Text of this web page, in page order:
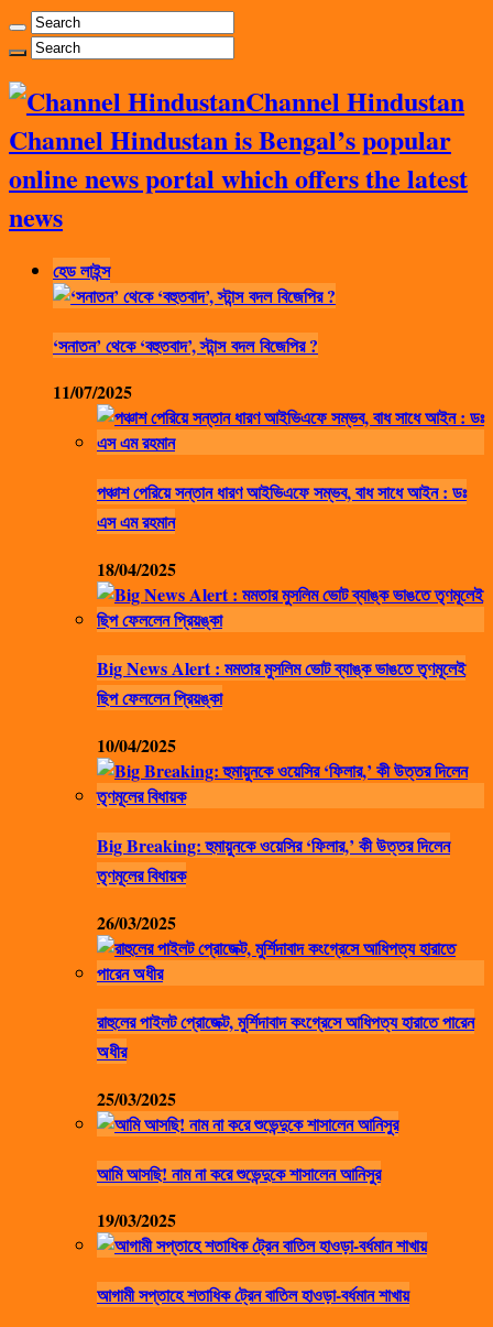
Channel Hindustan
Channel Hindustan is Bengal’s popular
online news portal which offers the latest
news
হেড লাইন্স
‘সনাতন’ থেকে ‘বহুতবাদ’, স্টান্স বদল বিজেপির ?
11/07/2025
পঞ্চাশ পেরিয়ে সন্তান ধারণ আইভিএফে সম্ভব, বাধ সাধে আইন : ডঃ
এস এম রহমান
18/04/2025
Big News Alert : মমতার মুসলিম ভোট ব্যাঙ্ক ভাঙতে তৃণমূলেই
ছিপ ফেললেন প্রিয়ঙ্কা
10/04/2025
Big Breaking: হুমায়ুনকে ওয়েসির ‘ফিলার,’ কী উত্তর দিলেন
তৃণমূলের বিধায়ক
26/03/2025
রাহুলের পাইলট প্রোজেক্ট, মুর্শিদাবাদ কংগ্রেসে আধিপত্য হারাতে পারেন
অধীর
25/03/2025
আমি আসছি! নাম না করে শুভেন্দুকে শাসালেন আনিসুর
19/03/2025
আগামী সপ্তাহে শতাধিক ট্রেন বাতিল হাওড়া-বর্ধমান শাখায়